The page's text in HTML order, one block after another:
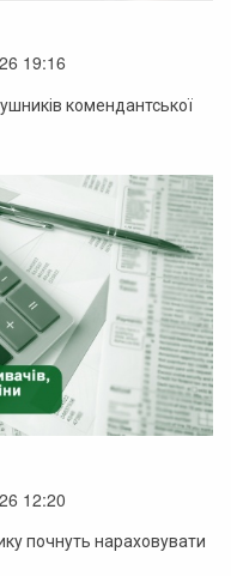
19:16
комендантської
12:20
почнуть нараховувати